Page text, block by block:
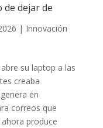
de dejar de
| Innovación
su laptop a las
creaba
en
correos que
produce